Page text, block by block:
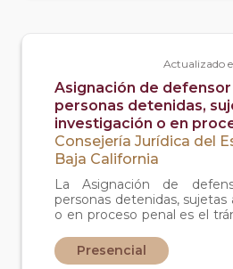
Actualizado
Asignación de
personas detenidas,
investigación o en
Consejería Jurídica del
Baja California
La Asignación de
personas detenidas, sujetas
o en proceso penal es el
investigada o acusada de
solicitar que se le designe
Presencial